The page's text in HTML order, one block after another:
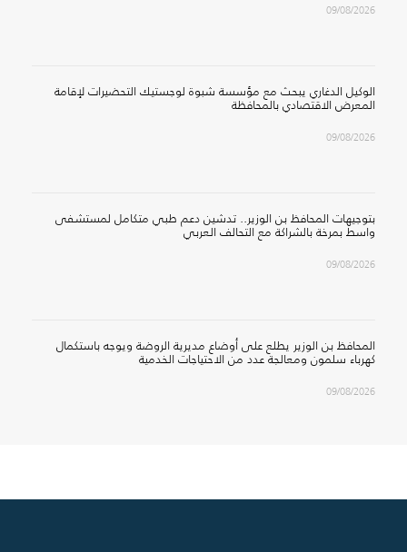
09/08/2026
الوكيل الدغاري يبحث مع مؤسسة شبوة لوجستيك التحضيرات لإقامة
المعرض الاقتصادي بالمحافظة
09/08/2026
بتوجيهات المحافظ بن الوزير.. تدشين دعم طبي متكامل لمستشفى
واسط بمرخة بالشراكة مع التحالف العربي
09/08/2026
المحافظ بن الوزير يطلع على أوضاع مديرية الروضة ويوجه باستكمال
كهرباء سلمون ومعالجة عدد من الاحتياجات الخدمية
09/08/2026